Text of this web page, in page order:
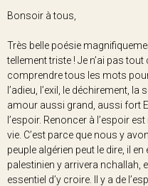
Bonsoir à tous,
Très belle poésie
tellement triste ! Je n’ai pas
comprendre tous les mots
l’adieu, l’exil, le déchirement,
amour aussi grand, aussi fort
l’espoir. Renoncer à l’espoir
vie. C’est parce que nous y
peuple algérien peut le dire, il
palestinien y arrivera nchallah,
essentiel d’y croire. Il y a de